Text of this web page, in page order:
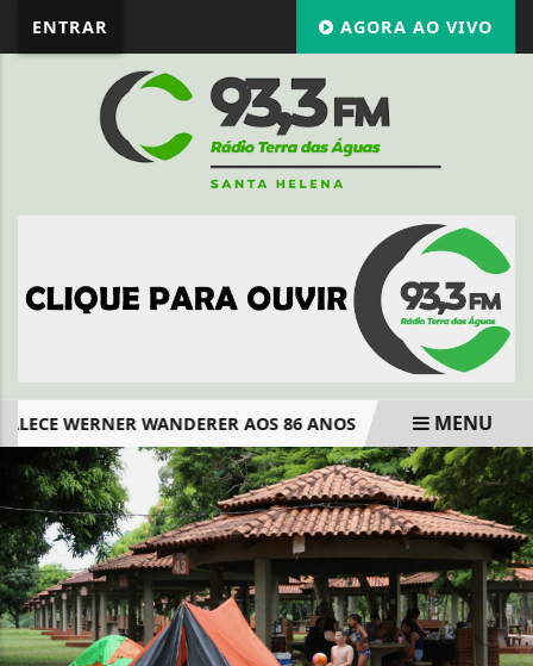
ENTRAR AGORA AO VIVO
WERNER WANDERER AOS 86 ANOS SANTA-
EM ALTA
MENU